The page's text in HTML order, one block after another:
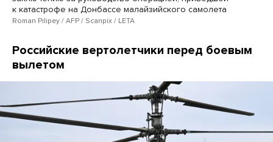
к катастрофе на Донбассе малайзийского самолета
Roman Pilipey / AFP / Scanpix / LETA
Российские вертолетчики перед боевым
вылетом